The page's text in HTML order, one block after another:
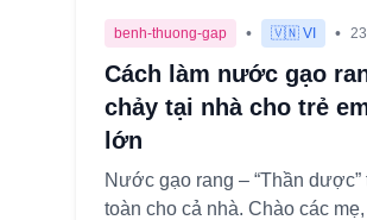
benh-thuong-gap • 🇻🇳 VI •
Cách làm nước gạo
chảy tại nhà cho trẻ
lớn
Nước gạo rang – “Thần dược”
toàn cho cả nhà. Chào các